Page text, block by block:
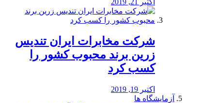
اکتبر 21, 2019
شرکت مخابرات ایران تندیس
زرین برند محبوب کشور را
کسب کرد
اکتبر 19, 2019
آزمایشگاه ها